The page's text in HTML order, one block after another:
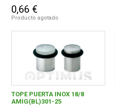
0,66 €
Producto agotado
TOPE PUERTA INOX 18/8
AMIG(BL)301-25